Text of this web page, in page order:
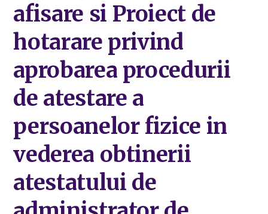
afisare si Proiect de
hotarare privind
aprobarea procedurii
de atestare a
persoanelor fizice in
vederea obtinerii
atestatului de